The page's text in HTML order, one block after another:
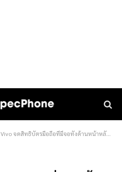
Vivo จดสิทธิบัตรมือถือที่มีจอทั้งด้านหน้าหลังถึงสองดีไซน์ พร้อมจดชื่อเครื่องหมายการค้า “VivoX”